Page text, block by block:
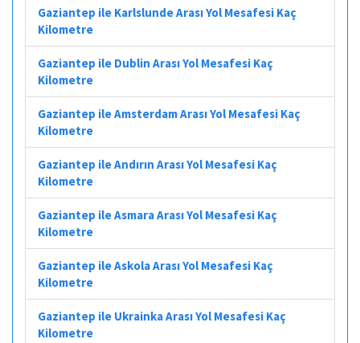
Gaziantep ile Karlslunde Arası Yol Mesafesi Kaç
Kilometre
Gaziantep ile Dublin Arası Yol Mesafesi Kaç
Kilometre
Gaziantep ile Amsterdam Arası Yol Mesafesi Kaç
Kilometre
Gaziantep ile Andırın Arası Yol Mesafesi Kaç
Kilometre
Gaziantep ile Asmara Arası Yol Mesafesi Kaç
Kilometre
Gaziantep ile Askola Arası Yol Mesafesi Kaç
Kilometre
Gaziantep ile Ukrainka Arası Yol Mesafesi Kaç
Kilometre